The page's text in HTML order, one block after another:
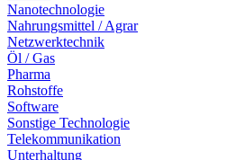
Nanotechnologie
Nahrungsmittel / Agrar
Netzwerktechnik
Öl / Gas
Pharma
Rohstoffe
Software
Sonstige Technologie
Telekommunikation
Unterhaltung